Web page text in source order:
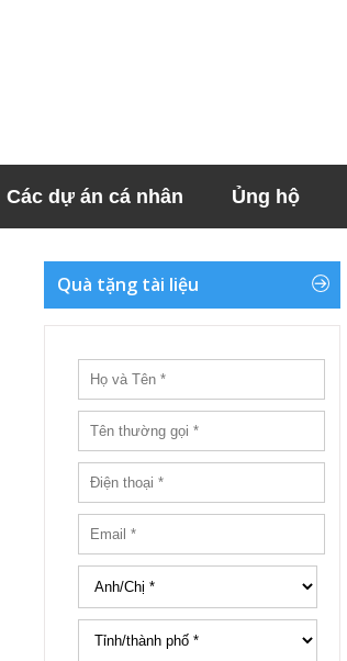
Các dự án cá nhân Ủng hộ
Quà tặng tài liệu